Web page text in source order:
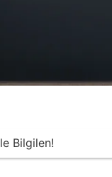
Bilgilen!